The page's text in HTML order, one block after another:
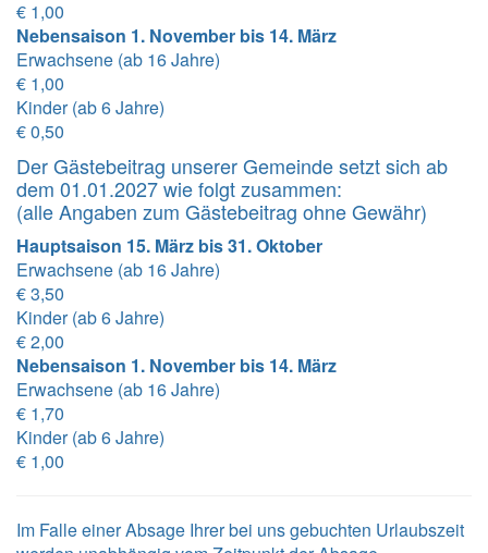
€ 1,00
Nebensaison 1. November bis 14. März
Erwachsene (ab 16 Jahre)
€ 1,00
Kinder (ab 6 Jahre)
€ 0,50
Der Gästebeitrag unserer Gemeinde setzt sich ab
dem 01.01.2027 wie folgt zusammen:
(alle Angaben zum Gästebeitrag ohne Gewähr)
Hauptsaison 15. März bis 31. Oktober
Erwachsene (ab 16 Jahre)
€ 3,50
Kinder (ab 6 Jahre)
€ 2,00
Nebensaison 1. November bis 14. März
Erwachsene (ab 16 Jahre)
€ 1,70
Kinder (ab 6 Jahre)
€ 1,00
Im Falle einer Absage Ihrer bei uns gebuchten Urlaubszeit